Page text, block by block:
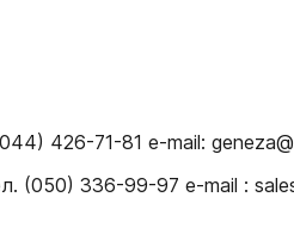
426-71-81 e-mail:
(050) 336-99-97 e-mail :